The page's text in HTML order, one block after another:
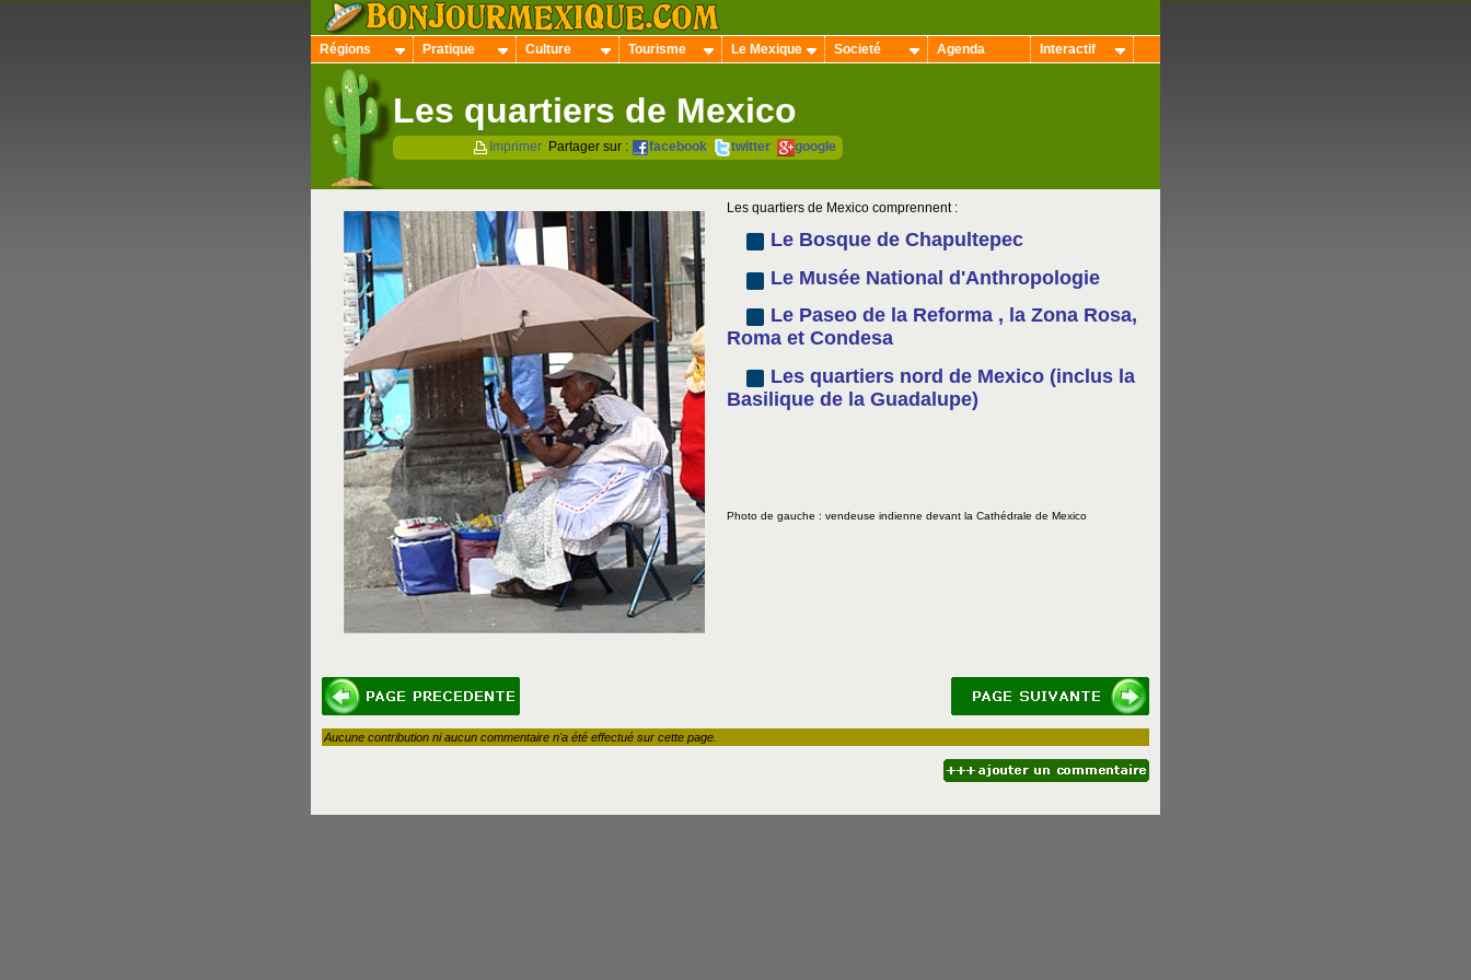
Régions Pratique Culture Tourisme Le Mexique Societé Agenda Interactif
Les quartiers de Mexico
Imprimer Partager sur : facebook twitter google
Les quartiers de Mexico comprennent :
Le Bosque de Chapultepec
Le Musée National d'Anthropologie
Le Paseo de la Reforma , la Zona Rosa,
Roma et Condesa
Les quartiers nord de Mexico (inclus la
Basilique de la Guadalupe)
Photo de gauche : vendeuse indienne devant la Cathédrale de Mexico
Aucune contribution ni aucun commentaire n'a été effectué sur cette page.